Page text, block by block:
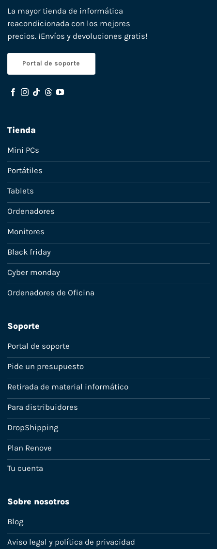
La mayor tienda de informática
reacondicionada con los mejores
precios. ¡Envíos y devoluciones gratis!
Portal de soporte
Tienda
Mini PCs
Portátiles
Tablets
Ordenadores
Monitores
Black friday
Cyber monday
Ordenadores de Oficina
Soporte
Portal de soporte
Pide un presupuesto
Retirada de material informático
Para distribuidores
DropShipping
Plan Renove
Tu cuenta
Sobre nosotros
Blog
Aviso legal y política de privacidad